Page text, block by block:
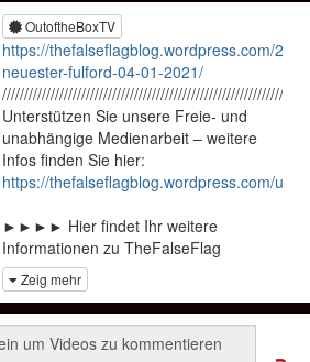
OutoftheBoxTV
https://thefalseflagblog.wordpress.com/
neuester-fulford-04-01-2021/
Unterstützen Sie unsere Freie- und
unabhängige Medienarbeit – weitere
Infos finden Sie hier:
https://thefalseflagblog.wordpress.com/
►►►► Hier findet Ihr weitere
Informationen zu TheFalseFlag
Recherchenetzwerk Satanismus und
Rituelle Gewalt
https://
►► Bitte holt Euch ein Abo bei Okitube
Zeig mehr